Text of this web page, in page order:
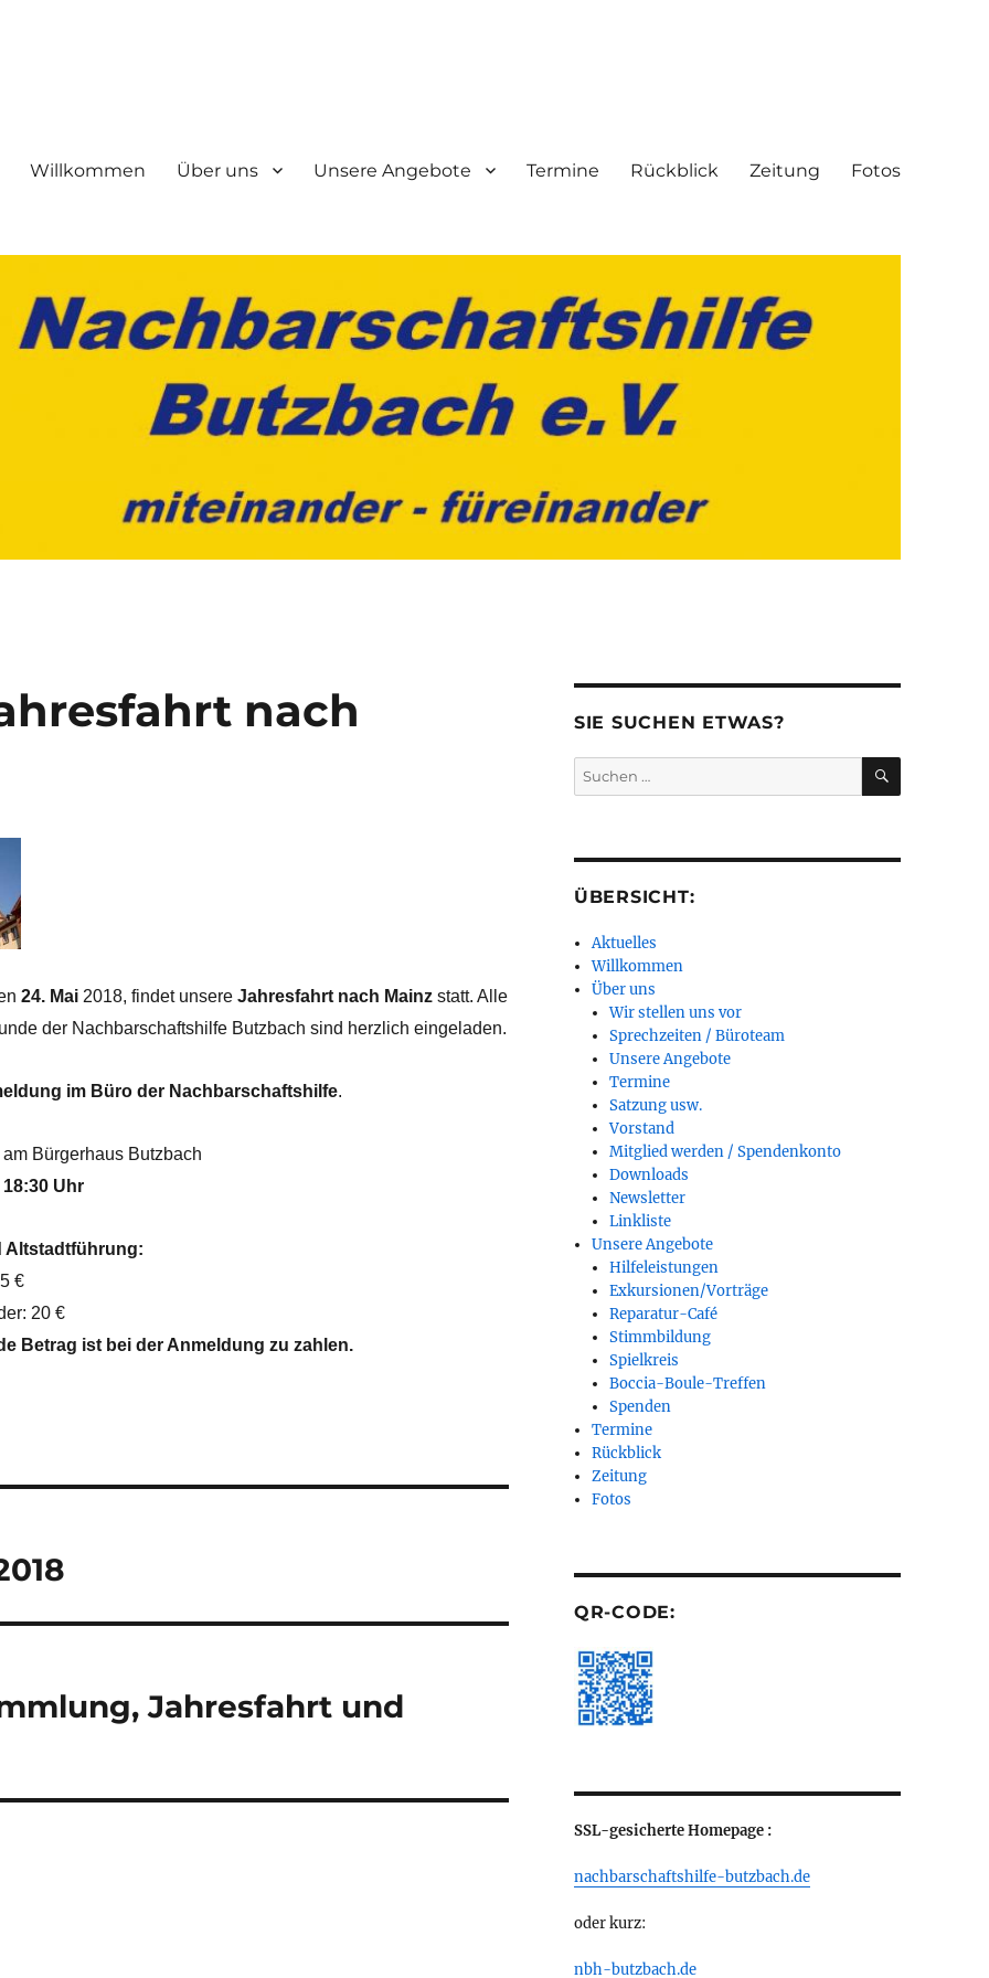
Willkommen Über uns Unsere Angebote Termine Rückblick Zeitung Fotos
nach
24. Mai2018, findet unsere Jahresfahrt nach Mainzstatt. Alle
der Nachbarschaftshilfe Butzbach sind herzlich eingeladen.
im Büro der Nachbarschaftshilfe.
Bürgerhaus Butzbach
18:30 Uhr
Altstadtführung:
€
20 €
Betrag ist bei der Anmeldung zu zahlen.
Jahresfahrt und
SIE SUCHEN ETWAS?
Suchen
nach:
SUCHEN
ÜBERSICHT:
Aktuelles
Willkommen
Über uns
Wir stellen uns vor
Sprechzeiten / Büroteam
Unsere Angebote
Termine
Satzung usw.
Vorstand
Mitglied werden / Spendenkonto
Downloads
Newsletter
Linkliste
Unsere Angebote
Hilfeleistungen
Exkursionen/Vorträge
Reparatur-Café
Stimmbildung
Spielkreis
Boccia-Boule-Treffen
Spenden
Termine
Rückblick
Zeitung
Fotos
QR-CODE:
SSL-gesicherte Homepage :
nachbarschaftshilfe-butzbach.de
oder kurz:
nbh-butzbach.de